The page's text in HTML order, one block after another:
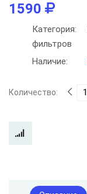
1590
Категория:
фильтров
Наличие:
Количество: